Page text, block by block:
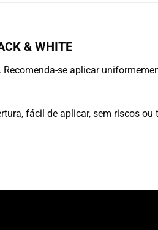
& WHITE
. Recomenda-se aplicar
fácil de aplicar, sem riscos ou